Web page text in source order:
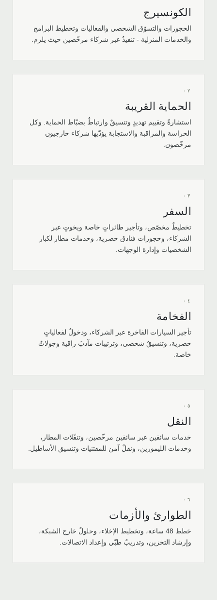
الكونسيرج
الحجوزات والتسوّق الشخصي والفعاليات وتخطيط البرامج
والخدمات المنزلية - تنفيذٌ عبر شركاء مرخّصين حيث يلزم.
٠٢
الحماية القريبة
استشارةٌ وتقييم تهديدٍ وتنسيقٌ وارتباطٌ بضبّاط الحماية. وكل
الحراسة والمراقبة والاستجابة يؤدّيها شركاء خارجيون
مرخّصون.
٠٣
السفر
تخطيطٌ مخصّص، وتأجير طائراتٍ خاصة ويخوتٍ عبر
الشركاء، وحجوزات فنادق حصرية، وخدمات مطار لكبار
الشخصيات وإدارة الوجهات.
٠٤
الفخامة
تأجير السيارات الفاخرة عبر الشركاء، ودخولٌ لفعالياتٍ
حصرية، وتنسيقٌ شخصي، وترتيبات مآدبَ راقية وجولاتٌ
خاصة.
٠٥
النقل
خدمات سائقين عبر سائقين مرخّصين، وتنقّلات المطار،
وخدمات الليموزين، ونقلٌ آمن للمقتنيات وتنسيق الأساطيل.
٠٦
الطوارئ والأزمات
خطط 48 ساعة، وتخطيط الإخلاء، وحلولٌ خارج الشبكة،
وإرشاد التخزين، وتدريبٌ طبّي وإعداد الاتصالات.